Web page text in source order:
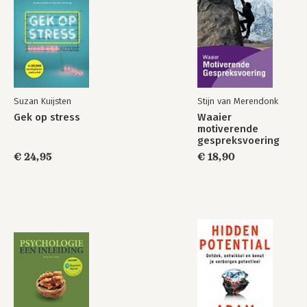
FASE 1 – ROOFBOUW STOPPEN EN JE HERSTELVERMOGEN
VERBETEREN 83
Leefregels voor de eerste herstelfase 84
4 Roofbouw stoppen 87
5 Je herstelvermogen verbeteren 107
6 Herstelslapen 119
7 Heftige emoties en andere psychische symptomen 133
FASE 2 – RESERVES OPBOUWEN EN BETER VOOR JEZELF
ZORGEN 141
Leefregels voor de tweede herstelfase 143
FASE 3 – RE-INTEGRATIE, BALANS EN CONDITIE OPBOUWEN 207
Leefregels voor de derde herstelfase (en voor daarna) 208
DEEL III INFORMATIE DIE JE KUNT GEBRUIKEN BIJ JE HERSTEL
15 De herstelmonitor 257
Suzan Kuijsten
Gek op stress
€ 24,95
Stijn van Merendonk
Waaier
motiverende
gespreksvoering
€ 18,90